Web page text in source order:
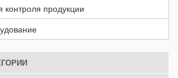
продукции